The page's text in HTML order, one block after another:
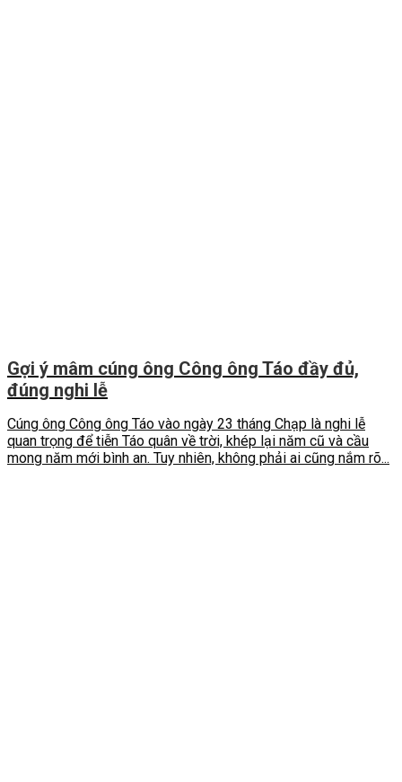
Gợi ý mâm cúng ông Công ông Táo đầy đủ,
đúng nghi lễ
Cúng ông Công ông Táo vào ngày 23 tháng Chạp là nghi lễ
quan trọng để tiễn Táo quân về trời, khép lại năm cũ và cầu
mong năm mới bình an. Tuy nhiên, không phải ai cũng nắm rõ...